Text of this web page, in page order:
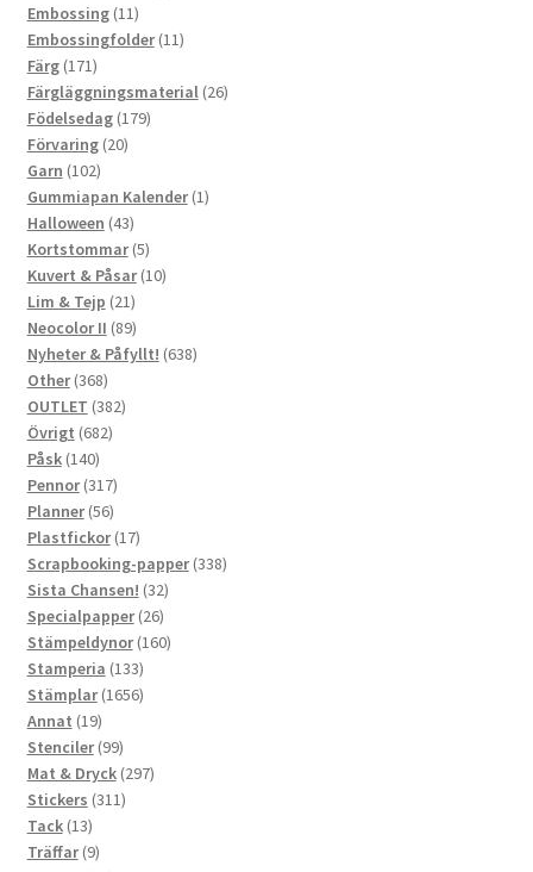
Embossing 1111
produkter
Embossingfolder 1111
Färg 171171
produkter
Färgläggningsmaterial 2626
Födelsedag 179179
Förvaring 2020
Garn 102102
produkter
Gummiapan Kalender 11
Halloween 4343
produkter
Kortstommar 55
produkter
Kuvert & Påsar 1010
Lim & Tejp 2121
produkter
Neocolor II 8989
produkter
Nyheter & Påfyllt! 638638
Other 368368
produkter
OUTLET 382382
Övrigt 682682
Påsk 140140
produkter
Pennor 317317
produkter
Planner 5656
produkter
Plastfickor 1717
produkter
Scrapbooking-papper 338338
Sista Chansen! 3232
produkter
Specialpapper 2626
produkter
Stämpeldynor 160160
Stamperia 133133
produkter
Stämplar 16561656
Annat 1919
produkter
Stenciler 9999
produkter
Mat & Dryck 297297
Stickers 311311
Tack 1313
produkter
Träffar 99